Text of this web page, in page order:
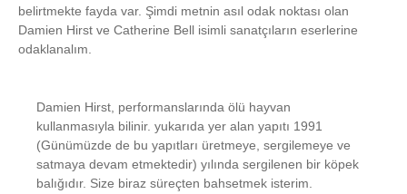
belirtmekte fayda var. Şimdi metnin asıl odak noktası olan
Damien Hirst ve Catherine Bell isimli sanatçıların eserlerine
odaklanalım.
Damien Hirst, performanslarında ölü hayvan
kullanmasıyla bilinir. yukarıda yer alan yapıtı 1991
(Günümüzde de bu yapıtları üretmeye, sergilemeye ve
satmaya devam etmektedir) yılında sergilenen bir köpek
balığıdır. Size biraz süreçten bahsetmek isterim.